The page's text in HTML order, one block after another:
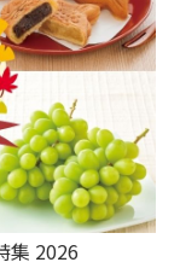
集 2026